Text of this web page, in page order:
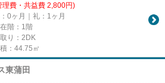
理費・共益費 2,800円)
0ヶ月｜礼：1ヶ月
階：1階
り：2DK
：44.75㎡
東蒲田